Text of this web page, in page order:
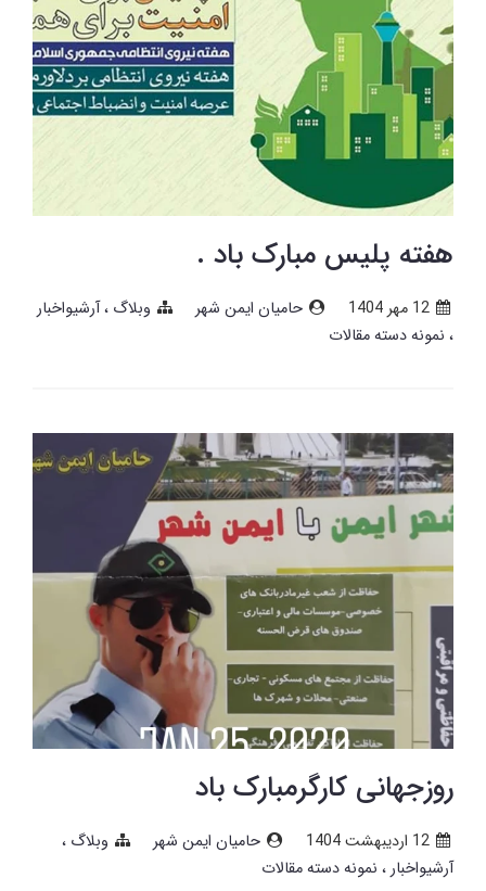
هفته پلیس مبارک باد .
12 مهر 1404 حامیان ایمن شهر وبلاگ آرشیواخبار
نمونه دسته مقالات
روزجهانی کارگرمبارک باد
12 ارديبهشت 1404 حامیان ایمن شهر
وبلاگ
آرشیواخبار نمونه دسته مقالات